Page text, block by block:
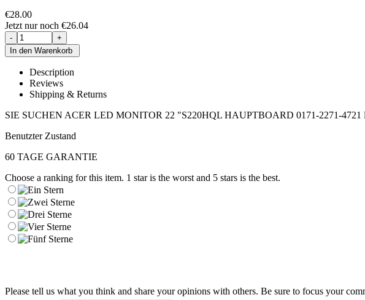
€28.00
Jetzt nur noch €26.04
Description
Reviews
Shipping & Returns
SIE SUCHEN ACER LED MONITOR 22 "S220HQL HAUPTBOARD 0171-2271-4721
Benutzter Zustand
60 TAGE GARANTIE
Choose a ranking for this item. 1 star is the worst and 5 stars is the best.
Please tell us what you think and share your opinions with others. Be sure to focus your